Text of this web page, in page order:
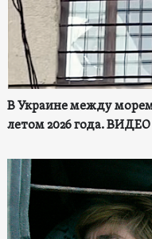
В Украине между
летом 2026 года. ВИДЕО